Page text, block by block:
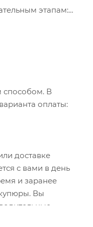
этапам:
способом. В
оплаты:
доставке
с вами в день
и заранее
Вы
средства,